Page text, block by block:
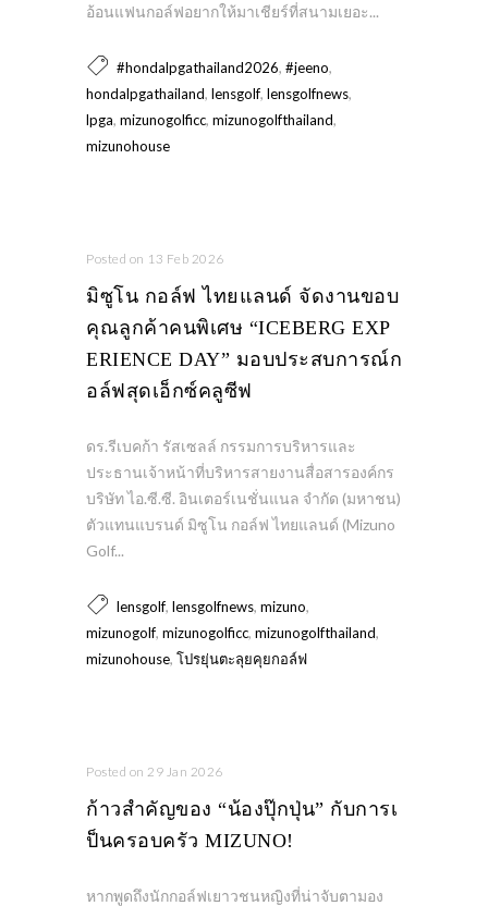
อ้อนแฟนกอล์ฟอยากให้มาเชียร์ที่สนามเยอะ...
#hondalpgathailand2026, #jeeno,
hondalpgathailand, lensgolf, lensgolfnews,
lpga, mizunogolficc, mizunogolfthailand,
mizunohouse
Posted on 13 Feb 2026
มิซูโน กอล์ฟ ไทยแลนด์ จัดงานขอบ
คุณลูกค้าคนพิเศษ “ICEBERG EXP
ERIENCE DAY” มอบประสบการณ์ก
อล์ฟสุดเอ็กซ์คลูซีฟ
ดร.รีเบคก้า รัสเซลล์ กรรมการบริหารและ
ประธานเจ้าหน้าที่บริหารสายงานสื่อสารองค์กร
บริษัท ไอ.ซี.ซี. อินเตอร์เนชั่นแนล จำกัด (มหาชน)
ตัวแทนแบรนด์ มิซูโน กอล์ฟ ไทยแลนด์ (Mizuno
Golf...
lensgolf, lensgolfnews, mizuno,
mizunogolf, mizunogolficc, mizunogolfthailand,
mizunohouse, โปรยุ่นตะลุยคุยกอล์ฟ
Posted on 29 Jan 2026
ก้าวสำคัญของ “น้องปุ๊กปุ่น” กับการเ
ป็นครอบครัว MIZUNO!
หากพูดถึงนักกอล์ฟเยาวชนหญิงที่น่าจับตามอง